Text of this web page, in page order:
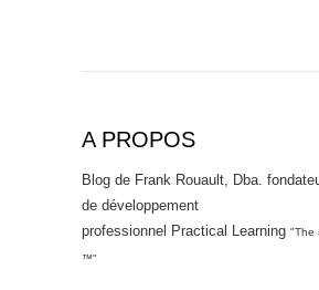
A PROPOS
Blog de Frank Rouault, Dba.
de développement
professionnel Practical Learning "The
™"